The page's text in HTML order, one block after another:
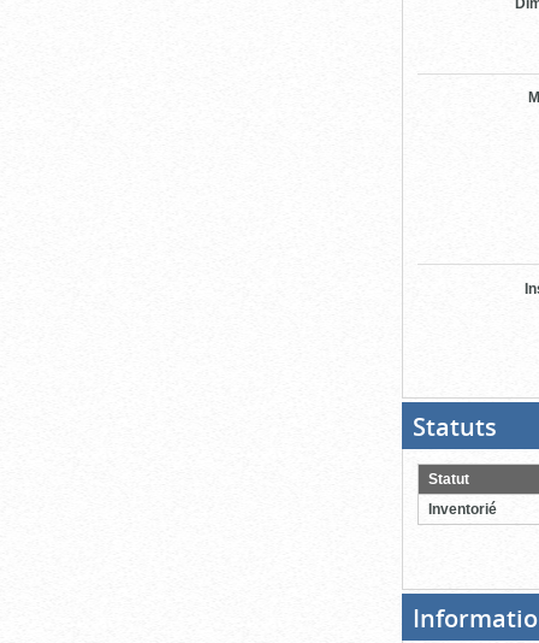
Statuts
pour
Statut
Inventorié